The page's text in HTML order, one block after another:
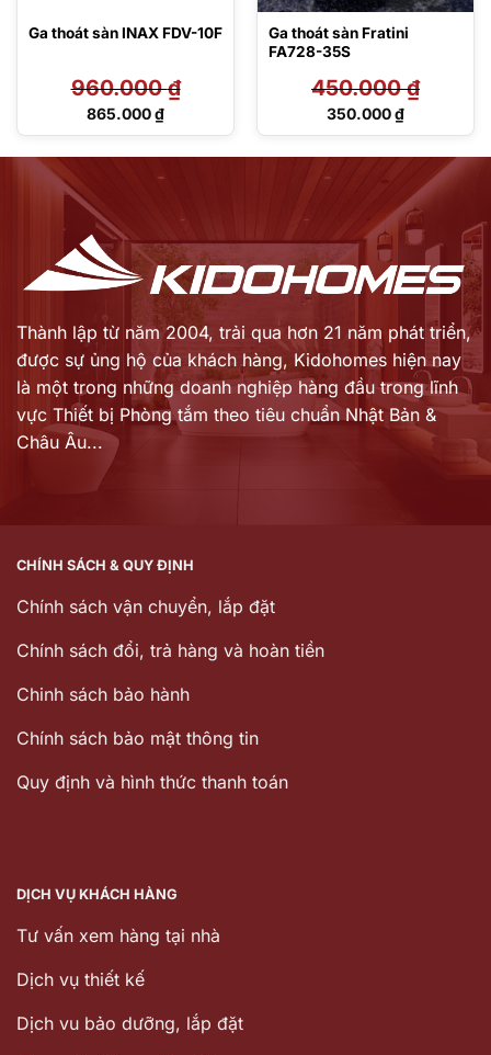
Ga thoát sàn INAX FDV-10F
960.000₫
Giá
865.000₫
Giá
Ga thoát sàn Fratini
FA728-35S
450.000₫
Giá
350.000₫
Giá
350.000 ₫.
Thành lập từ năm 2004, trải qua hơn 21 năm phát triển,
được sự ủng hộ của khách hàng, Kidohomes hiện nay
là một trong những doanh nghiệp hàng đầu trong lĩnh
vực Thiết bị Phòng tắm theo tiêu chuẩn Nhật Bản &
Châu Âu...
CHÍNH SÁCH & QUY ĐỊNH
Chính sách vận chuyển, lắp đặt
Chính sách đổi, trả hàng và hoàn tiền
Chinh sách bảo hành
Chính sách bảo mật thông tin
Quy định và hình thức thanh toán
DỊCH VỤ KHÁCH HÀNG
Tư vấn xem hàng tại nhà
Dịch vụ thiết kế
Dịch vu bảo dưỡng, lắp đặt